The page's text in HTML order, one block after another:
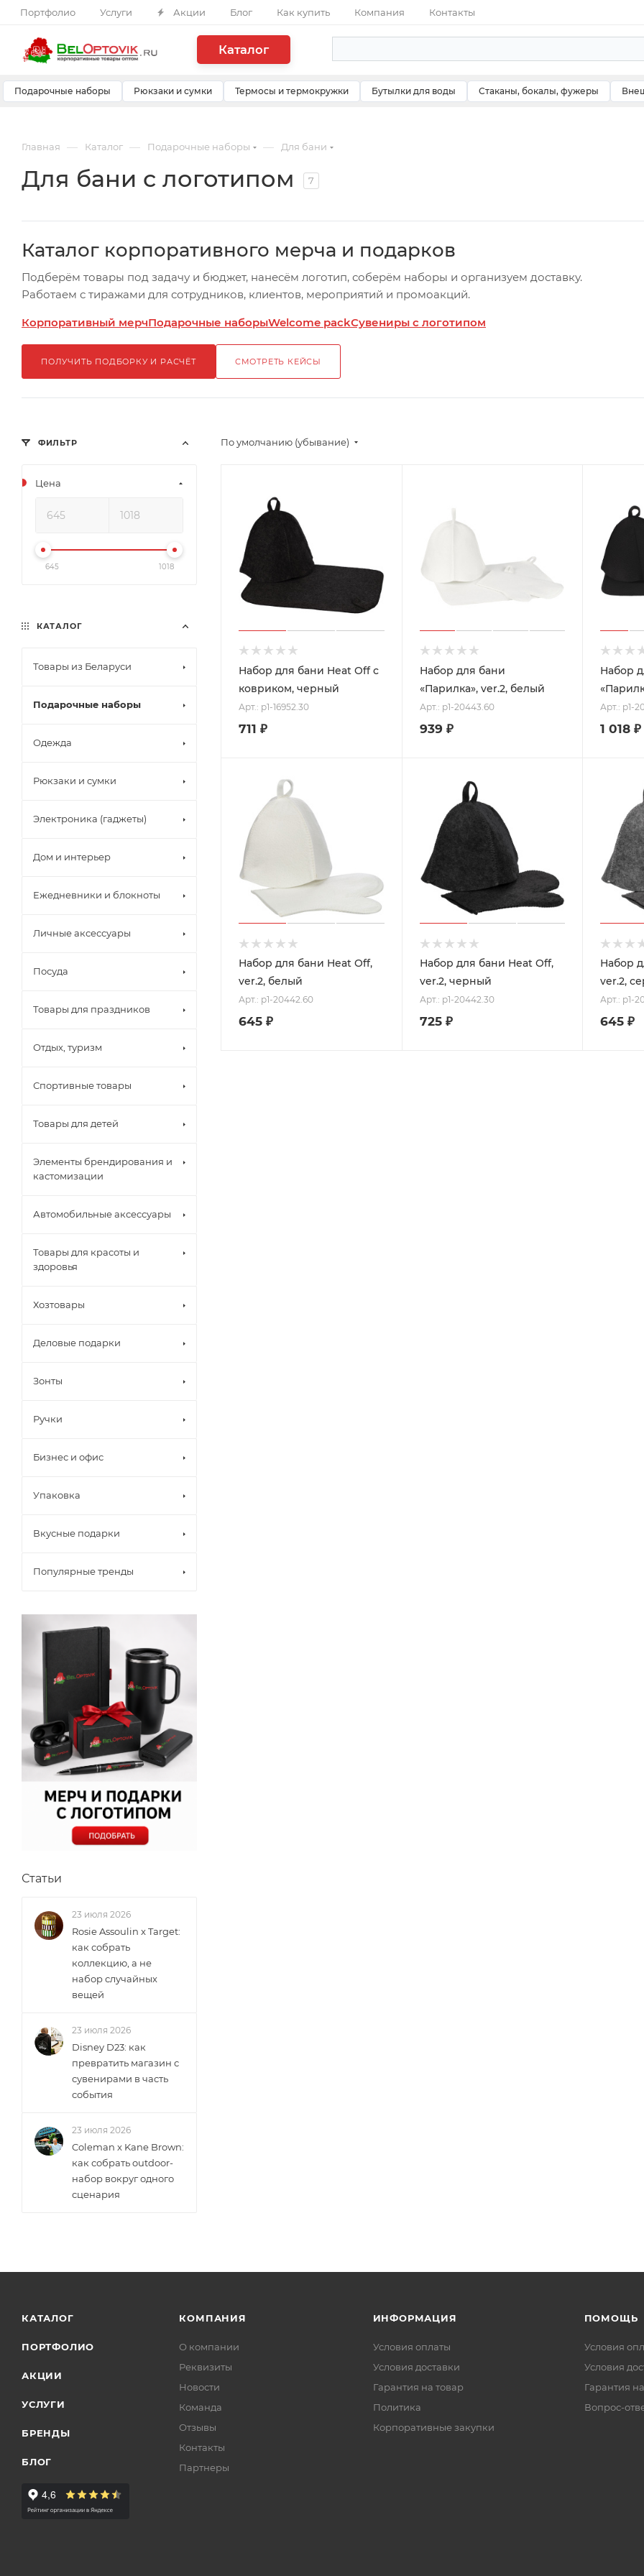
Портфолио Услуги Акции Блог Как купить Компания Контакты
Каталог
Подарочные наборы Рюкзаки и сумки Термосы и термокружки Бутылки для воды Стаканы, бокалы, фужеры
Главная — Каталог — Подарочные наборы — Для бани
Для бани с логотипом 7
Каталог корпоративного мерча и подарков
Подберём товары под задачу и бюджет, нанесём логотип, соберём наборы и организуем доставку.
Работаем с тиражами для сотрудников, клиентов, мероприятий и промоакций.
Корпоративный мерчПодарочные наборыWelcome packСувениры с логотипом
ПОЛУЧИТЬ ПОДБОРКУ И РАСЧЁТ СМОТРЕТЬ КЕЙСЫ
По умолчанию (убывание)
Набор для бани Heat Off с
ковриком, черный
Арт.: p1-16952.30
711 ₽
Набор для бани
«Парилка», ver.2, белый
Арт.: p1-20443.60
939₽
Набор
Арт.: p1-
1 018 ₽
Набор для бани Heat Off,
ver.2, белый
Арт.: p1-20442.60
645 ₽
Набор для бани Heat Off,
ver.2, черный
Арт.: p1-20442.30
725₽
Набор
ver.2,
Арт.: p1-
645 ₽
ФИЛЬТР
Цена
645 1018
КАТАЛОГ
Товары из Беларуси
Подарочные наборы
Одежда
Рюкзаки и сумки
Электроника (гаджеты)
Дом и интерьер
Ежедневники и блокноты
Личные аксессуары
Посуда
Товары для праздников
Отдых, туризм
Спортивные товары
Товары для детей
Элементы брендирования и
кастомизации
Автомобильные аксессуары
Товары для красоты и
здоровья
Хозтовары
Деловые подарки
Зонты
Ручки
Бизнес и офис
Упаковка
Вкусные подарки
Популярные тренды
Статьи
23 июля 2026
Rosie Assoulin x Target:
как собрать
коллекцию, а не
набор случайных
вещей
23 июля 2026
Disney D23: как
превратить магазин с
сувенирами в часть
события
23 июля 2026
Coleman x Kane Brown:
как собрать outdoor-
набор вокруг одного
сценария
КАТАЛОГ
ПОРТФОЛИО
АКЦИИ
УСЛУГИ
БРЕНДЫ
БЛОГ
КОМПАНИЯ
О компании
Реквизиты
Новости
Команда
Отзывы
Контакты
Партнеры
ИНФОРМАЦИЯ
Условия оплаты
Условия доставки
Гарантия на товар
Политика
Корпоративные закупки
ПОМОЩЬ
Условия
Условия
Гарантия
Вопрос-